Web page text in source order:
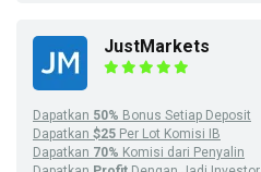
JustMarkets
Dapatkan 50% Bonus Setiap Deposit
Dapatkan $25 Per Lot Komisi IB
Dapatkan 70% Komisi dari Penyalin